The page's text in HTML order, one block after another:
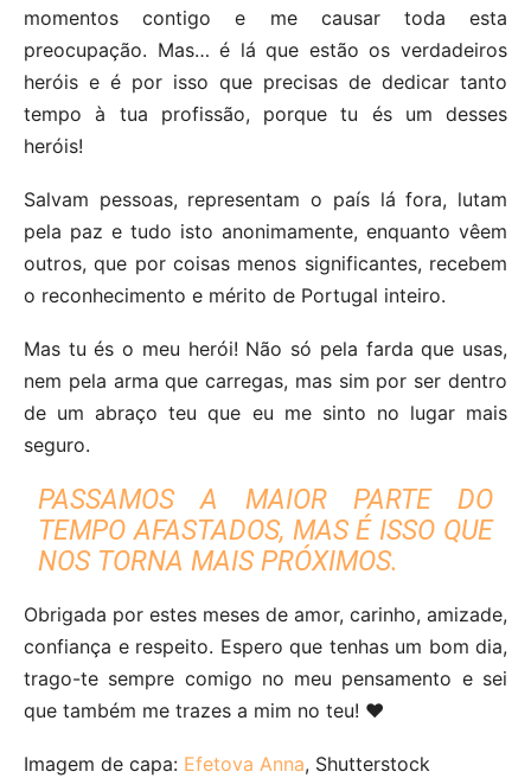
momentos contigo e me causar toda esta
preocupação. Mas… é lá que estão os verdadeiros
heróis e é por isso que precisas de dedicar tanto
tempo à tua profissão, porque tu és um desses
heróis!
Salvam pessoas, representam o país lá fora, lutam
pela paz e tudo isto anonimamente, enquanto vêem
outros, que por coisas menos significantes, recebem
o reconhecimento e mérito de Portugal inteiro.
Mas tu és o meu herói! Não só pela farda que usas,
nem pela arma que carregas, mas sim por ser dentro
de um abraço teu que eu me sinto no lugar mais
seguro.
PASSAMOS A MAIOR PARTE DO
TEMPO AFASTADOS, MAS É ISSO QUE
NOS TORNA MAIS PRÓXIMOS.
Obrigada por estes meses de amor, carinho, amizade,
confiança e respeito. Espero que tenhas um bom dia,
trago-te sempre comigo no meu pensamento e sei
que também me trazes a mim no teu! ❤
Imagem de capa: Efetova Anna, Shutterstock